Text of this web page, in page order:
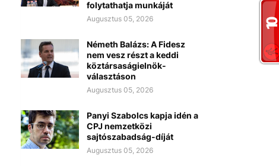
folytathatja munkáját
Augusztus 05, 2026
Németh Balázs: A Fidesz
nem vesz részt a keddi
köztársaságielnök-
választáson
Augusztus 05, 2026
Panyi Szabolcs kapja idén a
CPJ nemzetközi
sajtószabadság-díját
Augusztus 05, 2026